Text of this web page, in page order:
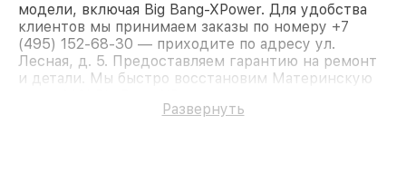
модели, включая Big Bang-XPower. Для удобства
клиентов мы принимаем заказы по номеру +7
(495) 152-68-30 — приходите по адресу ул.
Лесная, д. 5. Предоставляем гарантию на ремонт
и детали. Мы быстро восстановим Материнскую
Развернуть